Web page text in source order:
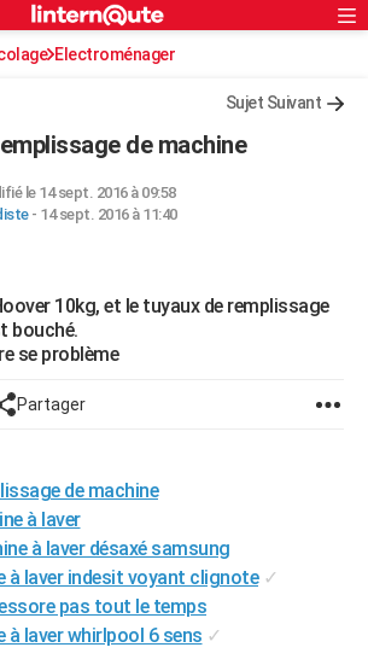
S'inscrire
Connexion
Electroménager
Sujet Suivant
de machine
le 14 sept. 2016 à 09:58
- 14 sept. 2016 à 11:40
10kg, et le tuyaux de remplissage
bouché.
se problème
Partager
de machine
à laver
à laver désaxé samsung
à laver indesit voyant clignote ✓
pas tout le temps
à laver whirlpool 6 sens ✓